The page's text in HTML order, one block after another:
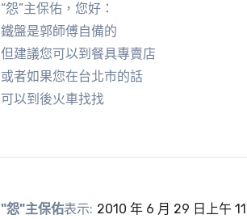
“怨”主保佑，您好：
鐵盤是郭師傅自備的
但建議您可以到餐具專賣店
或者如果您在台北市的話
可以到後火車找找
"怨"主保佑表示: 2010 年 6 月 29 日上午